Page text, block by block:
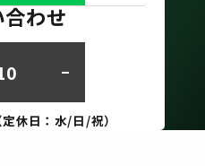
わせ
休日：水/日/祝）